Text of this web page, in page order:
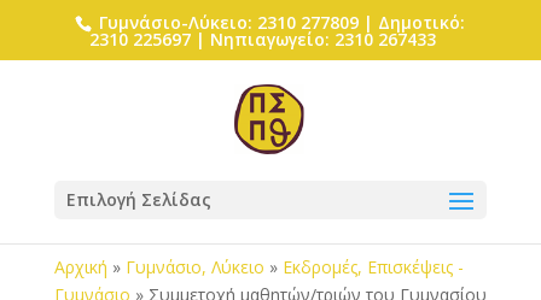
Γυμνάσιο-Λύκειο: 2310 277809 | Δημοτικό:
2310 225697 | Νηπιαγωγείο: 2310 267433
Επιλογή Σελίδας
Αρχική » Γυμνάσιο, Λύκειο » Εκδρομές, Επισκέψεις -
Γυμνάσιο » Συμμετοχή μαθητών/τριών του Γυμνασίου